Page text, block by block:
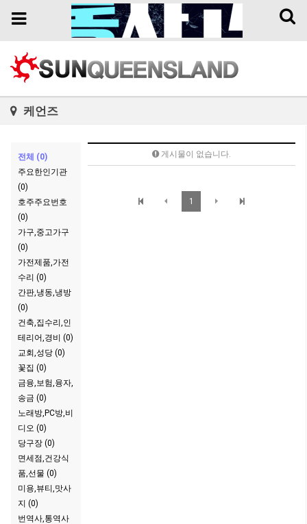
Toggle
Toggle
케언즈
전체 (0)
주요한인기관
(0)
호주주요번호
(0)
가구,중고가구
(0)
가전제품,가전
수리 (0)
간판,냉동,냉방
(0)
건축,집수리,인
테리어,경비 (0)
교회,성당 (0)
꽃집 (0)
금융,보험,융자,
송금 (0)
노래방,PC방,비
디오 (0)
당구장 (0)
면세점,건강식
품,선물 (0)
미용,뷰티,맛사
지 (0)
번역사,통역사
게시물이 없습니다.
1